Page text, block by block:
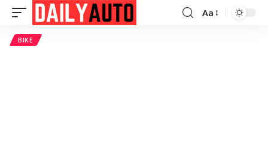
Font
Aa
BIKE